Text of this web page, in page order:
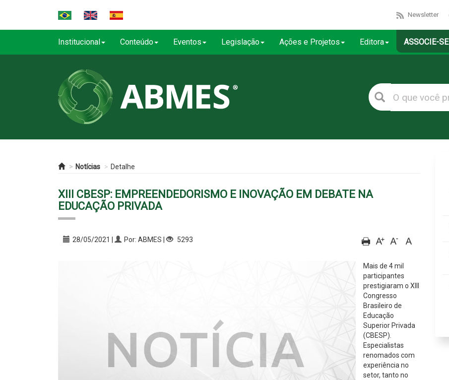
Newsletter
Institucional Conteúdo Eventos Legislação Ações e Projetos Editora ASSOCIE-SE
Notícias Detalhe
XIII CBESP: EMPREENDEDORISMO E INOVAÇÃO EM DEBATE NA
EDUCAÇÃO PRIVADA
28/05/2021 | Por: ABMES | 5293
Mais de 4 mil
participantes
prestigiaram o XIII
Congresso
Brasileiro de
Educação
Superior Privada
(CBESP).
Especialistas
renomados com
experiência no
setor, tanto no